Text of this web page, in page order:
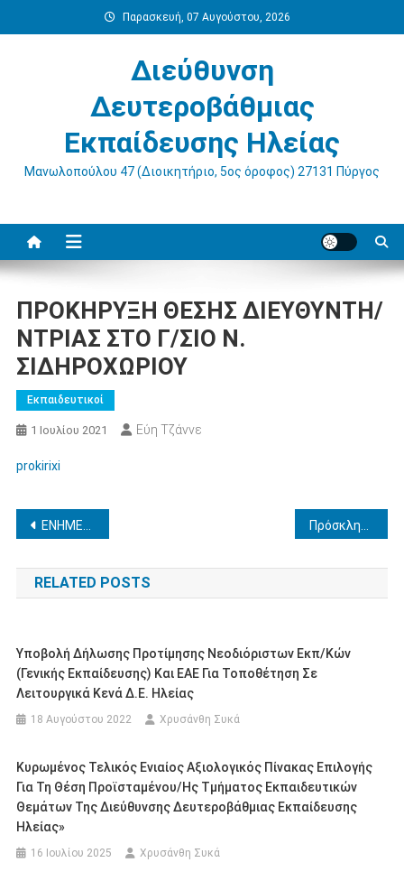
στο
Παρασκευή, 07 Αυγούστου, 2026
Διεύθυνση
Δευτεροβάθμιας
Εκπαίδευσης Ηλείας
Μανωλοπούλου 47 (Διοικητήριο, 5ος όροφος) 27131 Πύργος
ΠΡΟΚΗΡΥΞΗ ΘΕΣΗΣ ΔΙΕΥΘΥΝΤΗ/
ΝΤΡΙΑΣ ΣΤΟ Γ/ΣΙΟ Ν.
ΣΙΔΗΡΟΧΩΡΙΟΥ
Εκπαιδευτικοί
1 Ιουλίου 2021 Εύη Τζάννε
prokirixi
Πλοήγηση
άρθρων
ΕΝΗΜΕΡΩΣΗ ΓΙΑ ΤΗΝ ΑΠΟΛΥΣΗ ΑΝΑΠΛΗΡΩΤΩΝ ΣΧΟΛΙΚΟΥ ΕΤΟΥΣ 2020-2021
RELATED POSTS
Υποβολή Δήλωσης Προτίμησης Νεοδιόριστων Εκπ/κών
(Γενικής Εκπαίδευσης) Και ΕΑΕ Για Τοποθέτηση Σε
Λειτουργικά Κενά Δ.Ε. Ηλείας
18 Αυγούστου 2022 Χρυσάνθη Συκά
Κυρωμένος Τελικός Ενιαίος Αξιολογικός Πίνακας Επιλογής
Για Τη Θέση Προϊσταμένου/ης Τμήματος Εκπαιδευτικών
Θεμάτων Της Διεύθυνσης Δευτεροβάθμιας Εκπαίδευσης
Ηλείας»
16 Ιουλίου 2025 Χρυσάνθη Συκά